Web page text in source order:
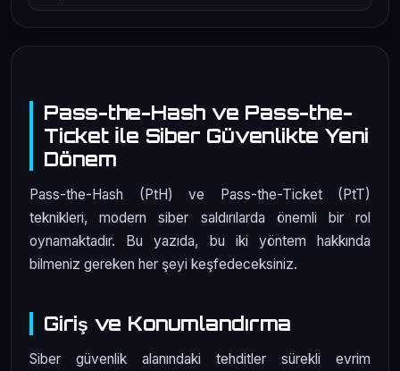
Pass-the-Hash ve Pass-the-
Ticket İle Siber Güvenlikte Yeni
Dönem
Pass-the-Hash (PtH) ve Pass-the-Ticket (PtT)
teknikleri, modern siber saldırılarda önemli bir rol
oynamaktadır. Bu yazıda, bu iki yöntem hakkında
bilmeniz gereken her şeyi keşfedeceksiniz.
Giriş ve Konumlandırma
Siber güvenlik alanındaki tehditler sürekli evrim